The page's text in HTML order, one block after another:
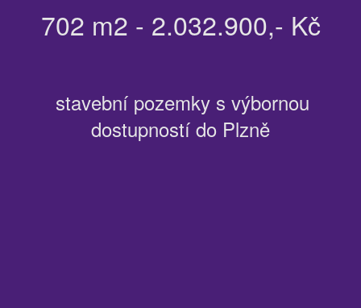
702 m2 - 2.032.900,- Kč
stavební pozemky s výbornou
dostupností do Plzně